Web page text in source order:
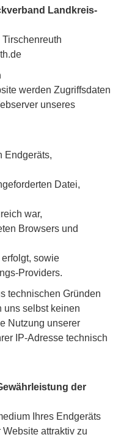
Landkreis-
werden Zugriffsdaten
unseres
Endgeräts,
Datei,
war,
Browsers und
sowie
Providers.
technischen Gründen
uns selbst keinen
Nutzung unserer
IP-Adresse technisch
der
Ihres Endgeräts
attraktiv zu